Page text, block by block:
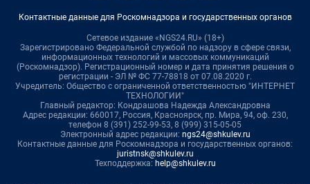
Контактные данные для Роскомнадзора и государственных органов
Сетевое издание «NGS24.RU» (18+)
Зарегистрировано Федеральной службой по надзору в сфере связи,
информационных технологий и массовых коммуникаций
(Роскомнадзор). Регистрационный номер и дата принятия решения о
регистрации - ЭЛ № ФС 77-78818 от 07.08.2020 г.
Учредитель: Общество с ограниченной ответственностью "ИНТЕРНЕТ
ТЕХНОЛОГИИ"
Главный редактор: Кондрашова Надежда Александровна
Адрес редакции: 660017, Россия, Красноярск, пр. Мира, 94, оф. 230,
телефон 8 (391) 252-99-53, 8 (999) 315-05-05
Электронный адрес редакции: ngs24@shkulev.ru
Контактные данные для Роскомнадзора и государственных органов:
juristnsk@shkulev.ru
Техподдержка: help@shkulev.ru